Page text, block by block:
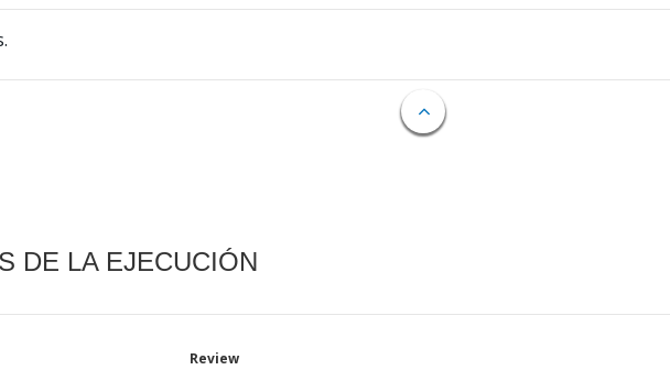
DE LA EJECUCIÓN
Review